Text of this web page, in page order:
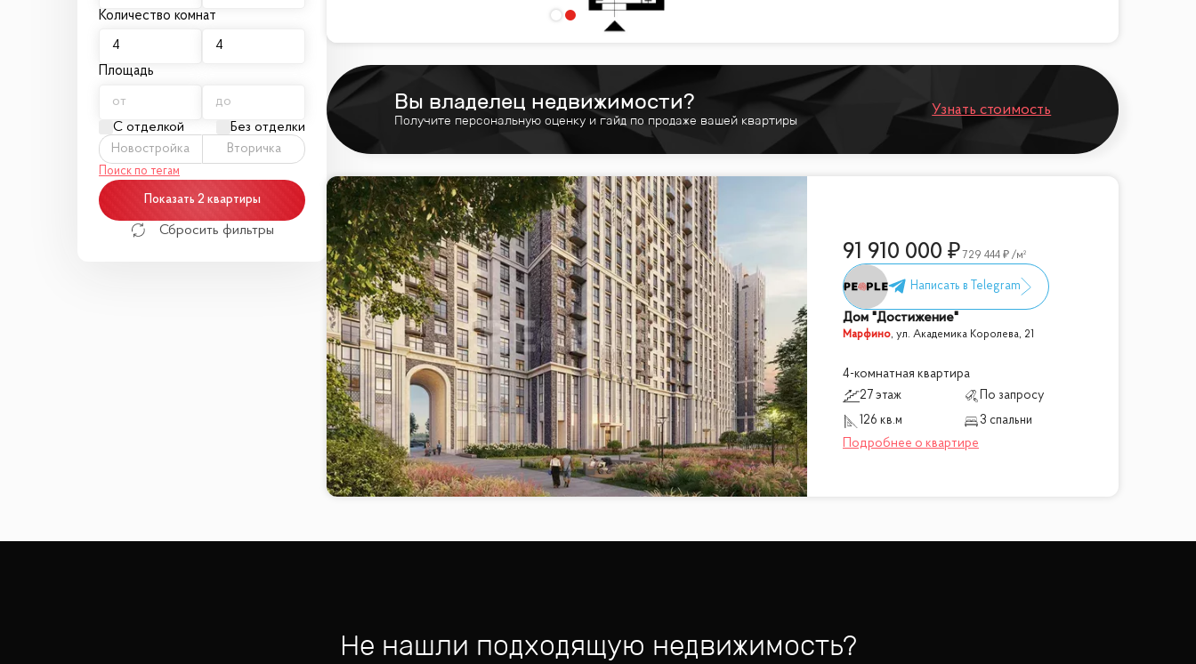
Количество комнат
Площадь
С отделкой Без отделки
Новостройка Вторичка
Поиск по тегам
Показать 2 квартиры
Сбросить фильтры
Вы владелец недвижимости?
Получите персональную оценку и гайд по продаже вашей квартиры
Узнать стоимость
91 910 000 729 444 /м²
Дом "Достижение"
Марфино, ул. Академика Королева, 21
4-комнатная квартира
27 этаж
По запросу
126 кв.м
3 спальни
Не нашли подходящую недвижимость?